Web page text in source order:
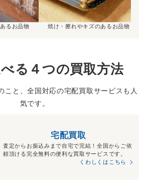
るお品物 焼け・擦れやキズのあるお品物
る４つの買取方法
こと、全国対応の宅配買取サービスも人
気です。
宅配買取
査定からお振込みまで自宅で完結！全国からご依
頼頂ける完全無料の便利な買取サービスです。
くわしくはこちら